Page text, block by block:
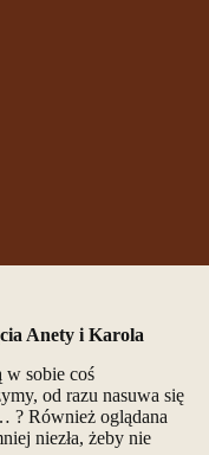
Anety i Karola
w sobie coś
od razu nasuwa się
? Również oglądana
niezła, żeby nie